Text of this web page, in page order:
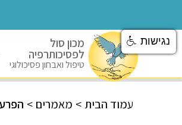
מכון סול
לפסיכותרפיה
טיפול ואבחון פסיכולוגי
> מאמרים > עמוד הבית
נגישות